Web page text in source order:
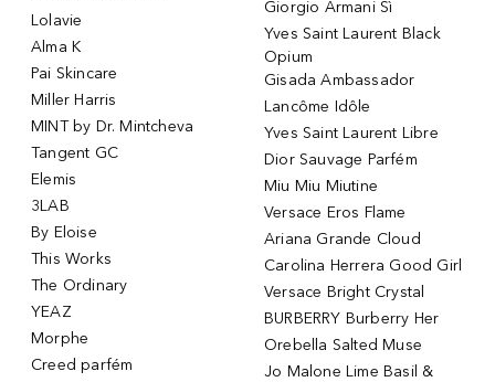
Lolavie
Alma K
Pai Skincare
Miller Harris
MINT by Dr. Mintcheva
Tangent GC
Elemis
3LAB
By Eloise
This Works
The Ordinary
YEAZ
Morphe
Creed parfém
Giorgio Armani Sì
Yves Saint Laurent Black
Opium
Gisada Ambassador
Lancôme Idôle
Yves Saint Laurent Libre
Dior Sauvage Parfém
Miu Miu Miutine
Versace Eros Flame
Ariana Grande Cloud
Carolina Herrera Good Girl
Versace Bright Crystal
BURBERRY Burberry Her
Orebella Salted Muse
Jo Malone Lime Basil &